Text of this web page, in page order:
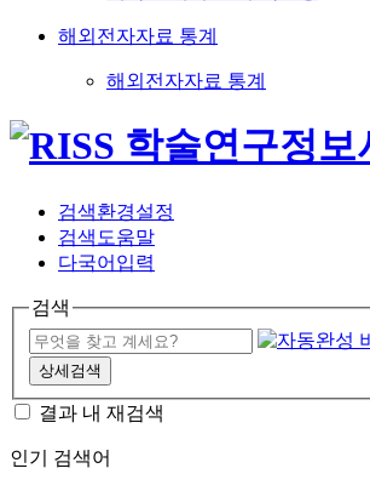
해외전자자료 통계
해외전자자료 통계
검색환경설정
검색도움말
다국어입력
검색
상세검색
결과 내 재검색
인기 검색어